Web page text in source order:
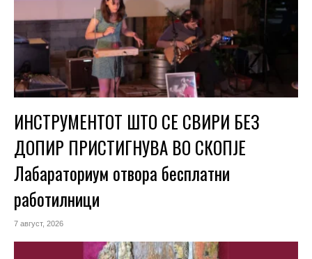
ИНСТРУМЕНТОТ ШТО СЕ СВИРИ БЕЗ
ДОПИР ПРИСТИГНУВА ВО СКОПЈЕ
Лабараториум отвора бесплатни
работилници
7 август, 2026